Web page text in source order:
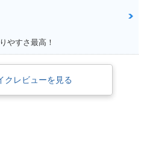
やすさ最高！
クレビューを見る